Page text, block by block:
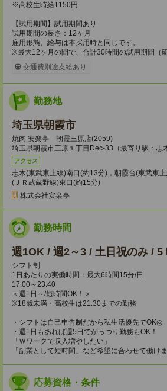
※高校生時給1150円
【試用期間】試用期間あり
試用期間の長さ：12ヶ月
雇用形態、給与は本採用時と同じです。
※最大12ヶ月の間で、合計30時間の試用期間（
交通費別途支給あり
勤務地
埼玉県朝霞市
焼肉 安楽亭 朝霞三原店(2059)
埼玉県朝霞市三原１丁目Dec-33（最寄り駅：志
アクセス
志木(東武東上線)南口(約13分)，朝霞台(東武東
(ＪＲ武蔵野線)東口(約15分)
株式会社安楽亭
勤務時間
週1OK / 週2～3 / 土日祝のみ / 5
シフト制
1日あたりの実働時間：最大6時間15分/日
17:00～23:40
＜週1日～/短時間OK！＞
※18歳未満・高校生は21:30までの勤務
・シフトは自己申告制だから私生活優先でOK◎
・週1日もあれば週5日でがっつり勤務もOK！
「Ｗワークで収入増やしたい」
「副業として短時間」など希望に合わせて働けま
応募資格・条件